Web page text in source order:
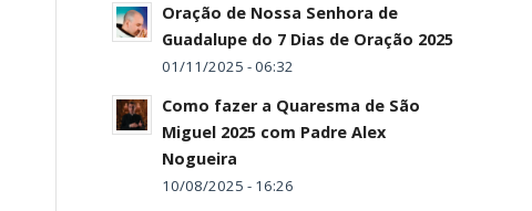
Oração de Nossa Senhora de
Guadalupe do 7 Dias de Oração 2025
01/11/2025 - 06:32
Como fazer a Quaresma de São
Miguel 2025 com Padre Alex
Nogueira
10/08/2025 - 16:26